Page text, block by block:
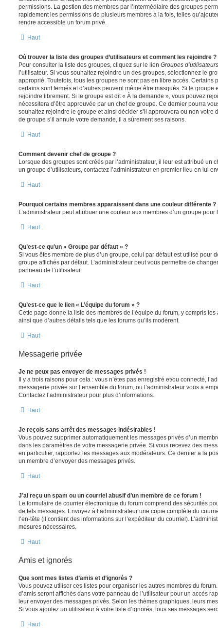
permissions. La gestion des membres par l’intermédiaire des groupes
rapidement les permissions de plusieurs membres à la fois, telles
rendre accessible un forum privé.
Haut
Où trouver la liste des groupes d’utilisateurs et comment les rejoindre ?
Pour consulter la liste des groupes, cliquez sur le lien Groupes d’utilisateurs
l’utilisateur. Si vous souhaitez rejoindre un des groupes, sélectionnez le
approprié. Toutefois, tous les groupes ne sont pas en libre accès. Certains
certains sont fermés et d’autres peuvent même être masqués. Si le groupe
rejoindre librement. Si le groupe est dit « À la demande », vous pouvez
nécessitera d’être approuvée par un chef de groupe. Ce dernier pourra
souhaitez rejoindre le groupe et ainsi décider s’il approuvera ou non votre
de groupe s’il annule votre demande, il a sûrement ses raisons.
Haut
Comment devenir chef de groupe ?
Lorsque des groupes sont créés par l’administrateur, il leur est attribué un
un groupe d’utilisateurs, contactez l’administrateur en premier lieu en lui
Haut
Pourquoi certains membres apparaissent dans une couleur différente ?
L’administrateur peut attribuer une couleur aux membres d’un groupe
Haut
Qu’est-ce qu’un « Groupe par défaut » ?
Si vous êtes membre de plus d’un groupe, celui par défaut est utilisé pour
groupe affichés par défaut. L’administrateur peut vous permettre de
panneau de l’utilisateur.
Haut
Qu’est-ce que le lien « L’équipe du forum » ?
Cette page donne la liste des membres de l’équipe du forum, y compris
ainsi que d’autres détails tels que les forums qu’ils modèrent.
Haut
Messagerie privée
Je ne peux pas envoyer de messages privés !
Il y a trois raisons pour cela : vous n’êtes pas enregistré et/ou connecté,
messagerie privée sur l’ensemble du forum, ou l’administrateur vous a
Contactez l’administrateur pour plus d’informations.
Haut
Je reçois sans arrêt des messages indésirables !
Vous pouvez supprimer automatiquement les messages privés d’un
dans les paramètres de votre messagerie privée. Si vous recevez des
en particulier, rapportez les messages aux modérateurs. Ce dernier a la
un membre d’envoyer des messages privés.
Haut
J’ai reçu un spam ou un courriel abusif d’un membre de ce forum !
Le formulaire de courrier électronique du forum comprend des sécurités
de tels messages. Envoyez à l’administrateur une copie complète du
l’en-tête (il contient des informations sur l’expéditeur du courriel).
mesures nécessaires.
Haut
Amis et ignorés
Que sont mes listes d’amis et d’ignorés ?
Vous pouvez utiliser ces listes pour organiser les autres membres du
d’amis seront affichés dans votre panneau de l’utilisateur pour un accès
leur envoyer des messages privés. Selon les thèmes graphiques, leurs
Si vous ajoutez un utilisateur à votre liste d’ignorés, tous ses messages
Haut